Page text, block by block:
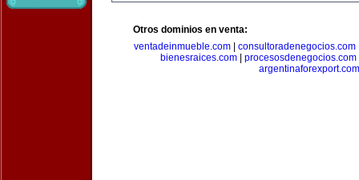
Otros dominios en venta:
ventadeinmueble.com| consultoradenegocios.com
bienesraices.com
procesosdenegocios.com
argentinaforexport.com